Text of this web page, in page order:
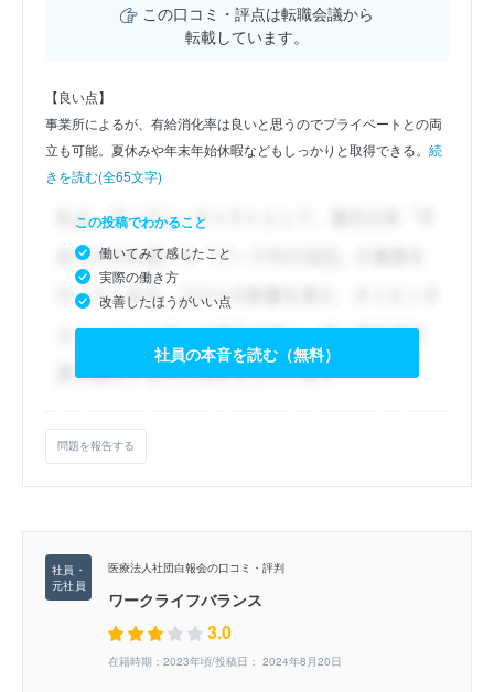
この口コミ・評点は転職会議から
転載しています。
【良い点】
事業所によるが、有給消化率は良いと思うのでプライベートとの両
立も可能。夏休みや年末年始休暇などもしっかりと取得できる。 続
きを読む(全65文字)
この投稿でわかること
働いてみて感じたこと
実際の働き方
改善したほうがいい点
社員の本音を読む（無料）
問題を報告する
医療法人社団白報会の口コミ・評判
ワークライフバランス
3.0
在籍時期：2023年頃/投稿日： 2024年8月20日